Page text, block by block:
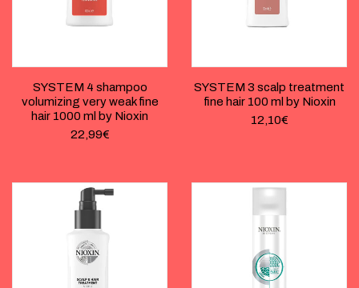
SYSTEM 4 shampoo
volumizing very weak fine
hair 1000 ml by Nioxin
22,99€
SYSTEM 3 scalp treatment
fine hair 100 ml by Nioxin
12,10€